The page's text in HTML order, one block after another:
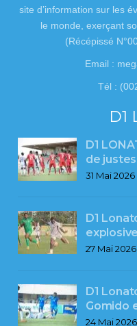
site d’information sur les
le monde, exerçant
(Récépissé
Email :
Tél :
D1
D1
de
31 Mai 2026
D1
27 Mai 2026
D1
Gomido
24 Mai 2026